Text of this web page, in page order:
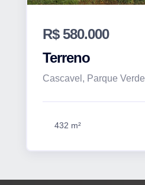
R$ 580.000
Terreno
Cascavel, Parque Verde
432 m²